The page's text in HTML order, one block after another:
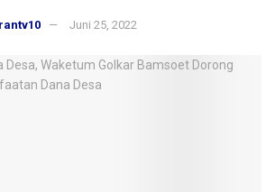
Juni 25, 2022